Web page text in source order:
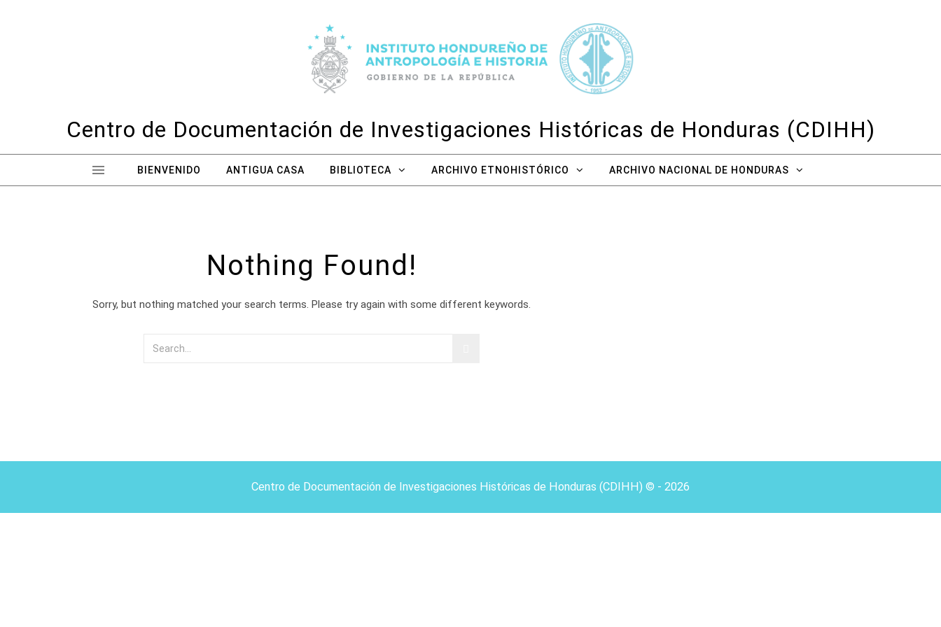
Centro de Documentación de Investigaciones Históricas de Honduras (CDIHH)
BIENVENIDO ANTIGUA CASA BIBLIOTECA ARCHIVO ETNOHISTÓRICO ARCHIVO NACIONAL DE HONDURAS
Nothing Found!
Sorry, but nothing matched your search terms. Please try again with some different keywords.
Centro de Documentación de Investigaciones Históricas de Honduras (CDIHH) © - 2026